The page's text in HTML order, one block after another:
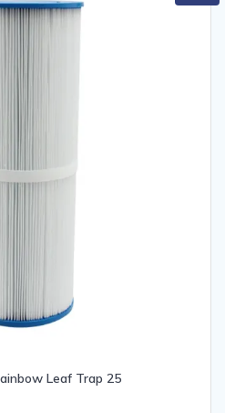
Leaf Trap 25